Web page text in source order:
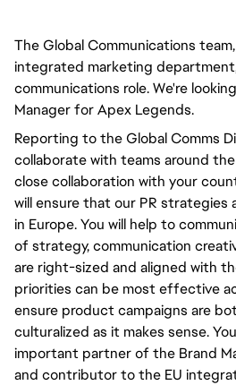
The Global Communications
integrated marketing
communications role. We're
Manager for Apex Legends.
Reporting to the Global Comms
collaborate with teams around
close collaboration with your
will ensure that our PR
in Europe. You will help to
of strategy, communication
are right-sized and aligned with
priorities can be most effective
ensure product campaigns are
culturalized as it makes sense.
important partner of the Brand
and contributor to the EU